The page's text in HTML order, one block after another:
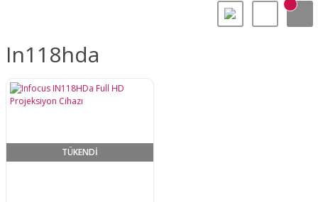
In118hda
TÜKENDİ